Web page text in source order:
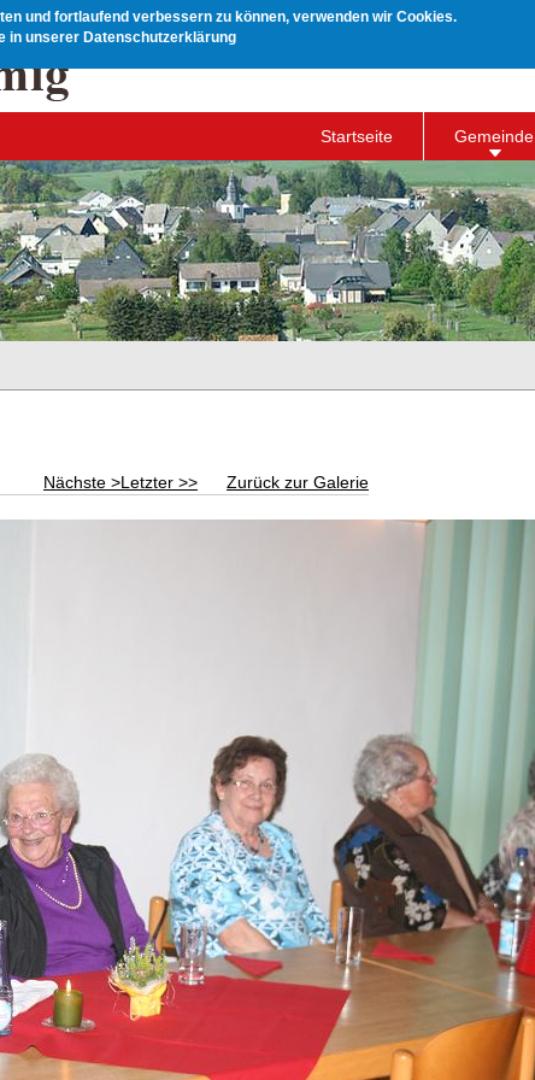
und fortlaufend verbessern zu können, verwenden wir Cookies.
in unserer Datenschutzerklärung
Startseite Gemeinde
Nächste >Letzter >>
Zurück zur Galerie